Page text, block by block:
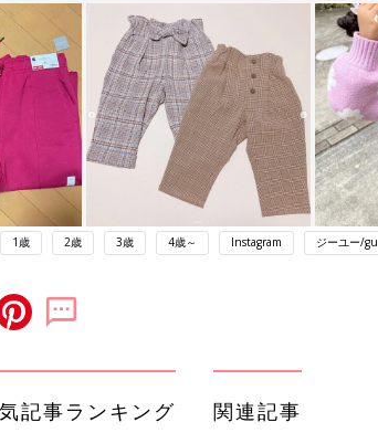
1歳 2歳 3歳 4歳～ Instagram ジーユー/gu
記事ランキング 関連記事